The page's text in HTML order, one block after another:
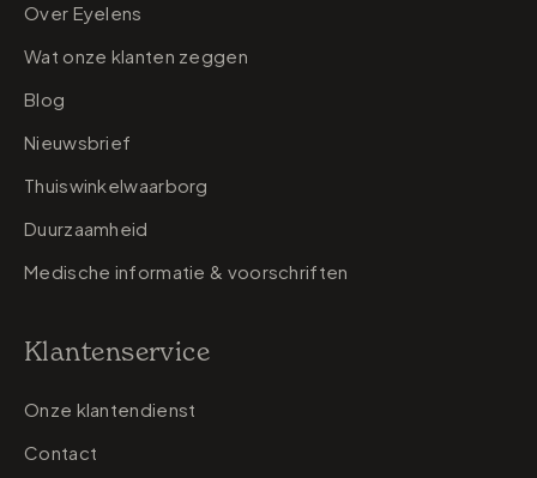
Over Eyelens
Wat onze klanten zeggen
Blog
Nieuwsbrief
Thuiswinkelwaarborg
Duurzaamheid
Medische informatie & voorschriften
Klantenservice
Onze klantendienst
Contact